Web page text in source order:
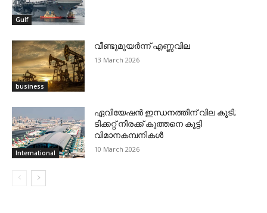
Gulf
business
വീണ്ടുമുയര്‍ന്ന് എണ്ണവില
13 March 2026
International
ഏവിയേഷന്‍ ഇന്ധനത്തിന് വില കൂടി;
ടിക്കറ്റ് നിരക്ക് കുത്തനെ കൂട്ടി
വിമാനകമ്പനികള്‍
10 March 2026